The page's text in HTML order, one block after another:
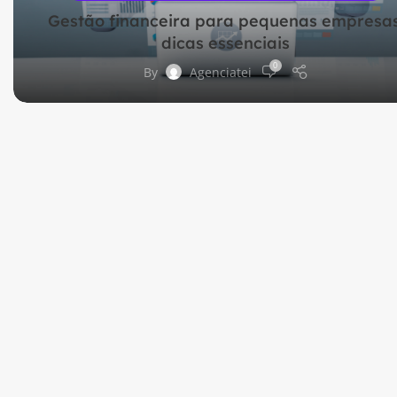
Gestão financeira para pequenas
dicas essenciais
By Agenciatei 0